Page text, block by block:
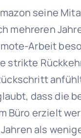
seine
mehreren
Arbeit
strikte
dass die
Büro erzielt
als